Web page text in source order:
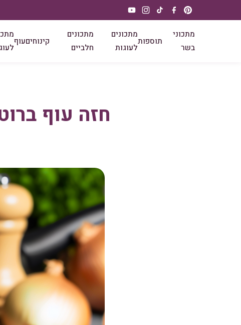
מתכוני
בשר
תוספות
מתכונים
לעוגות
מתכונים
חלביים
קינוחיםעוף
חזה עוף